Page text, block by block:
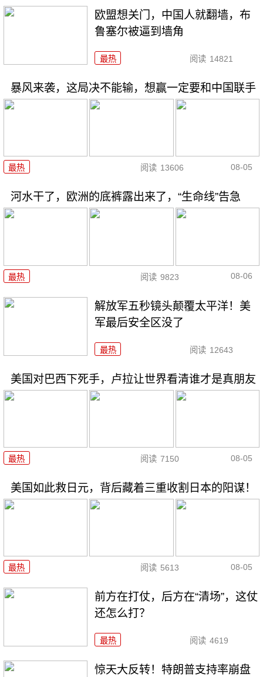
欧盟想关门，中国人就翻墙，布
鲁塞尔被逼到墙角
最热 阅读 14821
暴风来袭，这局决不能输，想赢一定要和中国联手
最热 阅读 13606 08-05
河水干了，欧洲的底裤露出来了，“生命线”告急
最热 阅读 9823 08-06
解放军五秒镜头颠覆太平洋！美
军最后安全区没了
最热 阅读 12643
美国对巴西下死手，卢拉让世界看清谁才是真朋友
最热 阅读 7150 08-05
美国如此救日元，背后藏着三重收割日本的阳谋！
最热 阅读 5613 08-05
前方在打仗，后方在“清场”，这仗
还怎么打？
最热 阅读 4619
惊天大反转！特朗普支持率崩盘